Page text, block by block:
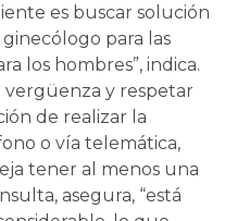
es buscar solución
ginecólogo para las
los hombres”, indica.
vergüenza y respetar
de realizar la
o vía telemática,
tener al menos una
asegura, “está